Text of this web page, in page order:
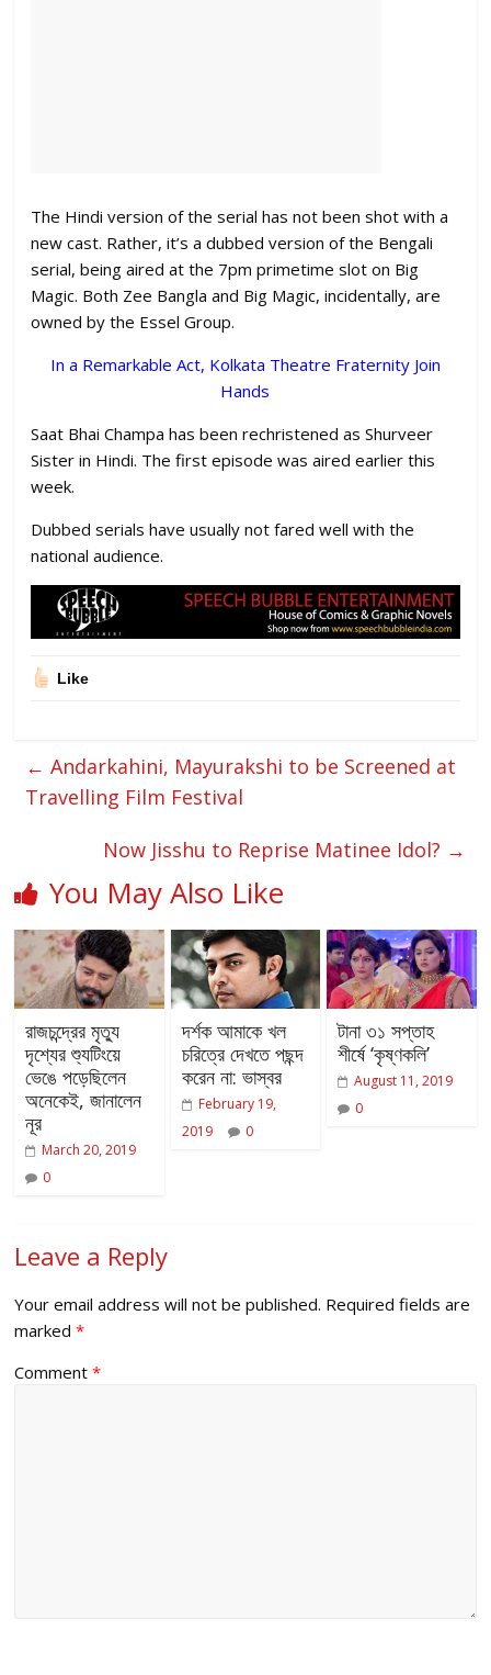
The Hindi version of the serial has not been shot with a
new cast. Rather, it’s a dubbed version of the Bengali
serial, being aired at the 7pm primetime slot on Big
Magic. Both Zee Bangla and Big Magic, incidentally, are
owned by the Essel Group.
In a Remarkable Act, Kolkata Theatre Fraternity Join
Hands
Saat Bhai Champa has been rechristened as Shurveer
Sister in Hindi. The first episode was aired earlier this
week.
Dubbed serials have usually not fared well with the
national audience.
Like
← Andarkahini, Mayurakshi to be Screened at
Travelling Film Festival
Now Jisshu to Reprise Matinee Idol? →
You May Also Like
রাজচন্দ্রের মৃত্যু
দৃশ্যের শ্যুটিংয়ে
ভেঙে পড়েছিলেন
অনেকেই, জানালেন
নূর
March 20, 2019
0
দর্শক আমাকে খল
চরিত্রে দেখতে পছন্দ
করেন না: ভাস্বর
February 19,
2019
0
টানা ৩১ সপ্তাহ
শীর্ষে ‘কৃষ্ণকলি’
August 11, 2019
0
Leave a Reply
Your email address will not be published. Required fields are
marked*
Comment*